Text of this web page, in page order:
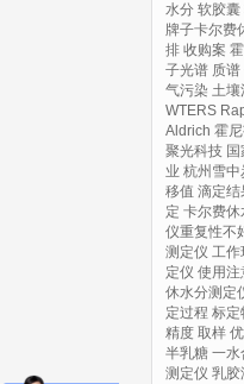
水分 软胶囊
牌子卡尔费
排 收购案
子光谱 质谱
气污染 土壤
WTERS
Aldrich 霍
聚光科技
业 杭州雪中
移值 滴定结
定 卡尔费休
仪重复性不
测定仪 工作
定仪 使用注
休水分测定
定过程 标定
精度 取样
半乳糖 一水
测定仪 乳胶